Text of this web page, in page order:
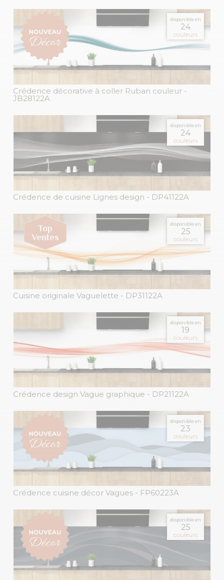
disponible en
24
couleurs
Crédence décorative à coller Ruban couleur -
JB28122A
disponible en
24
couleurs
Crédence de cuisine Lignes design - DP41122A
disponible en
25
couleurs
Cuisine originale Vaguelette - DP31122A
disponible en
19
couleurs
Crédence design Vague graphique - DP21122A
disponible en
23
couleurs
Crédence cuisine décor Vagues - FP60223A
disponible en
25
couleurs